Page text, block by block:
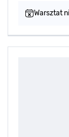
Warsztat